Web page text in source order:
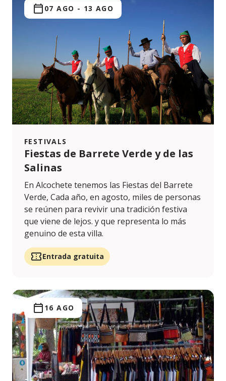
FESTIVALS
Fiestas de Barrete Verde y de las
Salinas
07 AGO - 13 AGO
En Alcochete tenemos las Fiestas del Barrete
Verde, Cada año, en agosto, miles de personas
se reúnen para revivir una tradición festiva
que viene de lejos. y que representa lo más
genuino de esta villa.
Entrada gratuita
16 AGO